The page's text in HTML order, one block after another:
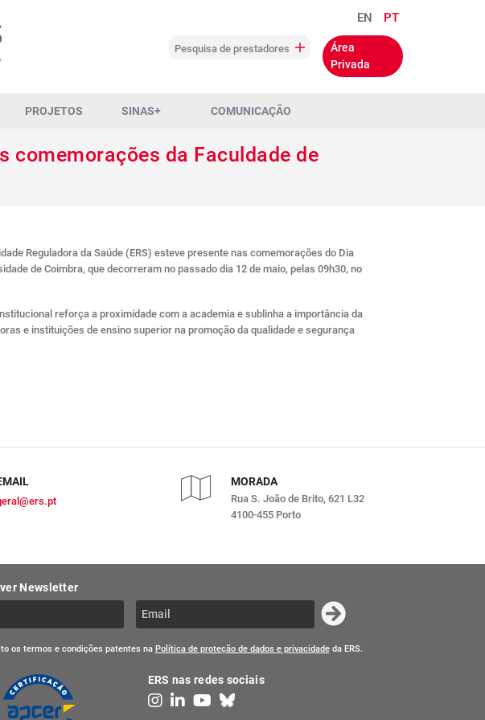
EN PT
Área
Privada
Pesquisa de prestadores
PROJETOS SINAS+ COMUNICAÇÃO
comemorações da Faculdade de
Reguladora da Saúde (ERS) esteve presente nas comemorações do Dia
de Coimbra, que decorreram no passado dia 12 de maio, pelas 09h30, no
reforça a proximidade com a academia e sublinha a importância da
e instituições de ensino superior na promoção da qualidade e segurança
MORADA
Rua S. João de Brito, 621 L32
4100-455 Porto
Newsletter
os termos e condições patentes na Política de proteção de dados e privacidadeda ERS.
ERS nas redes sociais